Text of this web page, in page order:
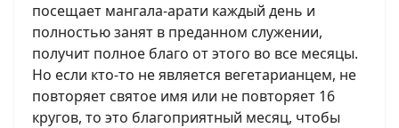
посещает мангала-арати каждый день и
полностью занят в преданном служении,
получит полное благо от этого во все месяцы.
Но если кто-то не является вегетарианцем, не
повторяет святое имя или не повторяет 16
кругов, то это благоприятный месяц, чтобы